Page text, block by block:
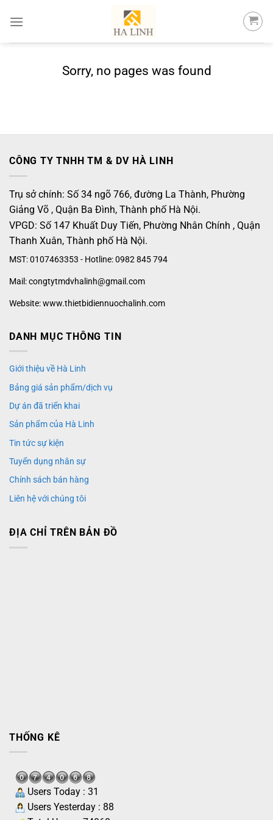
Sorry, no pages was found
CÔNG TY TNHH TM & DV HÀ LINH
Trụ sở chính: Số 34 ngõ 766, đường La Thành, Phường
Giảng Võ , Quận Ba Đình, Thành phố Hà Nội.
VPGD: Số 147 Khuất Duy Tiến, Phường Nhân Chính , Quận
Thanh Xuân, Thành phố Hà Nội.
MST: 0107463353 - Hotline: 0982 845 794
Mail: congtytmdvhalinh@gmail.com
Website: www.thietbidiennuochalinh.com
DANH MỤC THÔNG TIN
Giới thiệu về Hà Linh
Bảng giá sản phẩm/dịch vụ
Dự án đã triển khai
Sản phẩm của Hà Linh
Tin tức sự kiện
Tuyển dụng nhân sự
Chính sách bán hàng
Liên hệ với chúng tôi
ĐỊA CHỈ TRÊN BẢN ĐỒ
THỐNG KÊ
Users Today : 31
Users Yesterday : 88